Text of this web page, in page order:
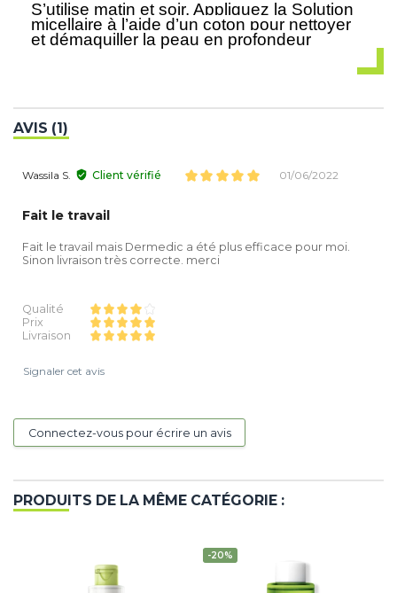
S’utilise matin et soir. Appliquez la Solution
micellaire à l’aide d’un coton pour nettoyer
et démaquiller la peau en profondeur
AVIS (1)
Wassila S. Client vérifié 01/06/2022
Fait le travail
Fait le travail mais Dermedic a été plus efficace pour moi.
Sinon livraison très correcte. merci
Qualité
Prix
Livraison
Signaler cet avis
Connectez-vous pour écrire un avis
PRODUITS DE LA MÊME CATÉGORIE :
-20%